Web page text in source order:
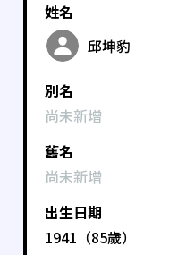
姓名
邱坤豹
別名
尚未新增
舊名
尚未新增
出生日期
1941（85歲）